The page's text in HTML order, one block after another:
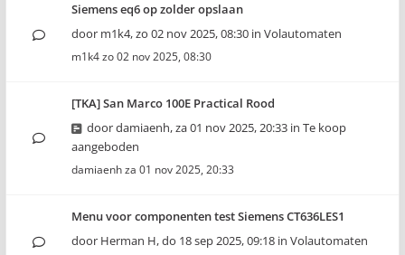
Siemens eq6 op zolder opslaan
door m1k4,zo 02 nov 2025, 08:30 in Volautomaten
m1k4zo 02 nov 2025, 08:30
[TKA] San Marco 100E Practical Rood
doordamiaenh,za 01 nov 2025, 20:33 in Te koop
aangeboden
damiaenhza 01 nov 2025, 20:33
Menu voor componenten test Siemens CT636LES1
door Herman H,do 18 sep 2025, 09:18 in Volautomaten